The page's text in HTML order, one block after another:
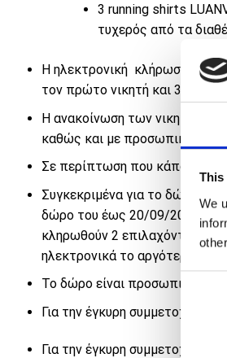
This
We
Consent
3 running shirts
τυχερός από τα
Η ηλεκτρονική κλήρωση θα
τον πρώτο νικητή και 3 running
Η ανακοίνωση των νικητών
καθώς και με προσωπικό
Σε περίπτωση που κάποιο από
Συγκεκριμένα για το δώρο
δώρο του έως 20/09/2024. Σε
κληρωθούν 2 επιλαχόντες για
ηλεκτρονικά το αργότερο έως
Το δώρο είναι προσωπικό και
Για την έγκυρη συμμετοχή
Για την έγκυρη συμμετοχή